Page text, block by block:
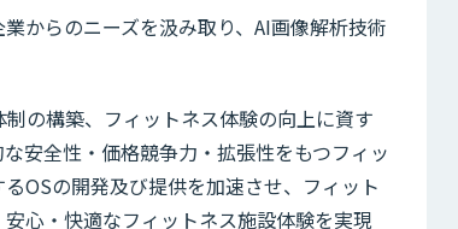
からのニーズを汲み取り、AI画像解析技術
の構築、フィットネス体験の向上に資す
安全性・価格競争力・拡張性をもつフィッ
OSの開発及び提供を加速させ、フィット
心・快適なフィットネス施設体験を実現